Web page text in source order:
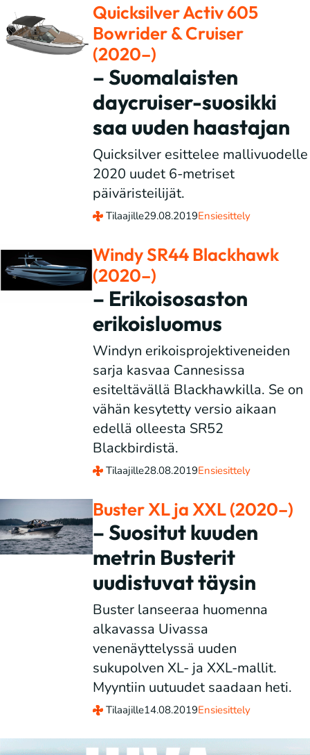
Quicksilver Activ 605
Bowrider & Cruiser
(2020–)
– Suomalaisten
daycruiser-suosikki
saa uuden haastajan
Quicksilver esittelee mallivuodelle
2020 uudet 6-metriset
päiväristeilijät.
Tilaajille29.08.2019Ensiesittely
Windy SR44 Blackhawk
(2020–)
– Erikoisosaston
erikoisluomus
Windyn erikoisprojektiveneiden
sarja kasvaa Cannesissa
esiteltävällä Blackhawkilla. Se on
vähän kesytetty versio aikaan
edellä olleesta SR52
Blackbirdistä.
Tilaajille28.08.2019Ensiesittely
Buster XL ja XXL (2020–)
– Suositut kuuden
metrin Busterit
uudistuvat täysin
Buster lanseeraa huomenna
alkavassa Uivassa
venenäyttelyssä uuden
sukupolven XL- ja XXL-mallit.
Myyntiin uutuudet saadaan heti.
Tilaajille14.08.2019Ensiesittely